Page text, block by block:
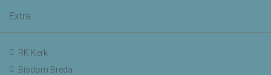
Extra
RK Kerk
Bisdom Breda